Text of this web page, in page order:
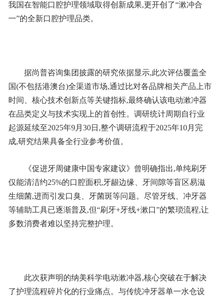
我国在智能口腔护理领域取得创新成果,更开创了“漱冲合
一”的全新口腔护理品类。
据尚普咨询集团披露的研究依据显示,此次评估覆盖全
国(不包括港澳台)全渠道市场,通过比对各品牌相关产品上市
时间、核心技术创新点等关键指标,最终确认该电动漱冲器
在品类定义与技术实现上的首创性。调研统计周期自行业
起源延续至2025年9月30日,整个调研流程于2025年10月完
成,研究结果具备全行业参考价值。
《促进牙周健康中国专家建议》曾明确指出,单纯刷牙
仅能清洁约25%的口腔面积,牙龈边缘、牙间隙等盲区易滋
生细菌,进而引发口臭、牙菌斑等问题。尽管牙线、冲牙器
等辅助工具已逐渐普及,但“刷牙+牙线+漱口”的繁琐流程,让
多数消费者难以坚持完整护理。
此次获声明的纳美科学电动漱冲器,核心突破在于解决
了护理流程碎片化的行业痛点。与传统冲牙器单一水仓设